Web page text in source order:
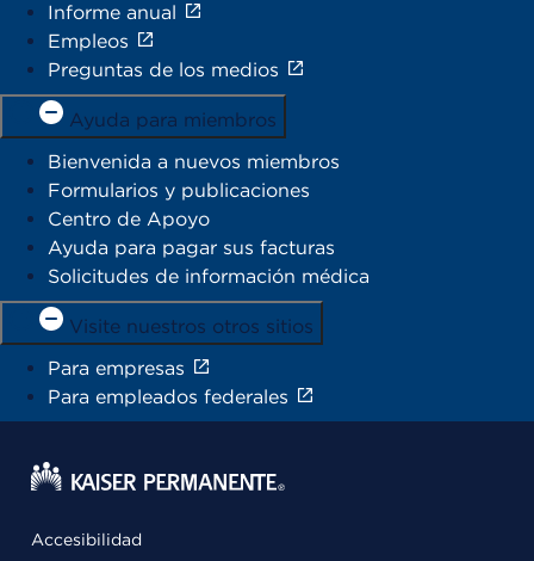
Informe anual
Empleos
Preguntas de los medios
Ayuda para miembros
Bienvenida a nuevos miembros
Formularios y publicaciones
Centro de Apoyo
Ayuda para pagar sus facturas
Solicitudes de información médica
Visite nuestros otros sitios
Para empresas
Para empleados federales
Accesibilidad